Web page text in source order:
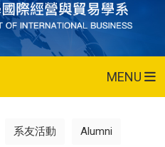
MENU
系友活動 Alumni